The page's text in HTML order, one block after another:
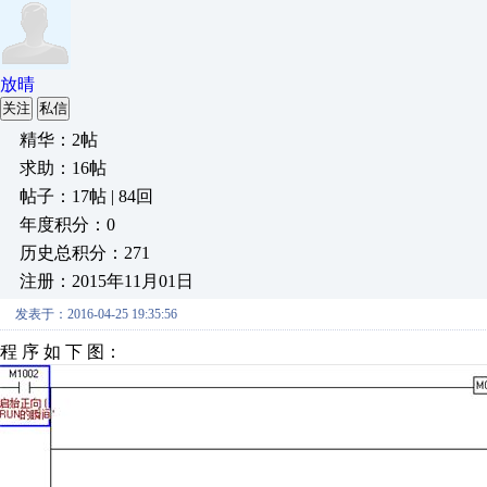
放晴
关注 私信
精华：2帖
求助：16帖
帖子：17帖 | 84回
年度积分：0
历史总积分：271
注册：2015年11月01日
发表于：2016-04-25 19:35:56
程 序 如 下 图：